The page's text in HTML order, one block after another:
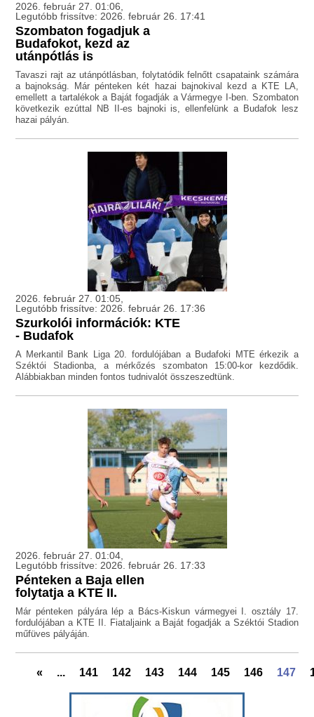
2026. február 27. 01:06,
Legutóbb frissítve: 2026. február 26. 17:41
Szombaton fogadjuk a
Budafokot, kezd az
utánpótlás is
Tavaszi rajt az utánpótlásban, folytatódik felnőtt csapataink számára
a bajnokság. Már pénteken két hazai bajnokival kezd a KTE LA,
emellett a tartalékok a Baját fogadják a Vármegye I-ben. Szombaton
következik ezúttal NB II-es bajnoki is, ellenfelünk a Budafok lesz
hazai pályán.
2026. február 27. 01:05,
Legutóbb frissítve: 2026. február 26. 17:36
Szurkolói információk: KTE
- Budafok
A Merkantil Bank Liga 20. fordulójában a Budafoki MTE érkezik a
Széktói Stadionba, a mérkőzés szombaton 15:00-kor kezdődik.
Alábbiakban minden fontos tudnivalót összeszedtünk.
2026. február 27. 01:04,
Legutóbb frissítve: 2026. február 26. 17:33
Pénteken a Baja ellen
folytatja a KTE II.
Már pénteken pályára lép a Bács-Kiskun vármegyei I. osztály 17.
fordulójában a KTE II. Fiataljaink a Baját fogadják a Széktói Stadion
műfüves pályáján.
« ... 141 142 143 144 145 146 147